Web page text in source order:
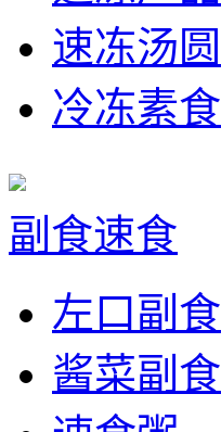
速冻汤圆
冷冻素食
副食速食
左口副食
酱菜副食